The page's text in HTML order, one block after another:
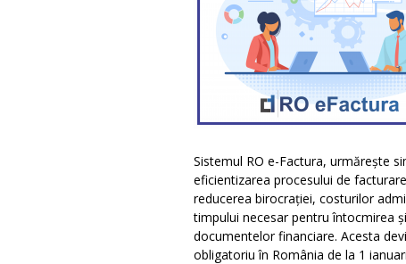
Sistemul RO e-Factura, urmărește
eficientizarea procesului de
reducerea birocrației, costurilor
timpului necesar pentru întocmirea
documentelor financiare. Acesta
obligatoriu în România de la 1